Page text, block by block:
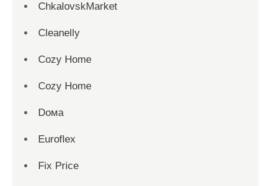
ChkalovskMarket
Cleanelly
Cozy Home
Cozy Home
Dома
Euroflex
Fix Price